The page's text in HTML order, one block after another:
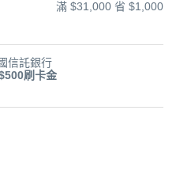
滿 $31,000 省 $1,000
信託銀行
刷卡金